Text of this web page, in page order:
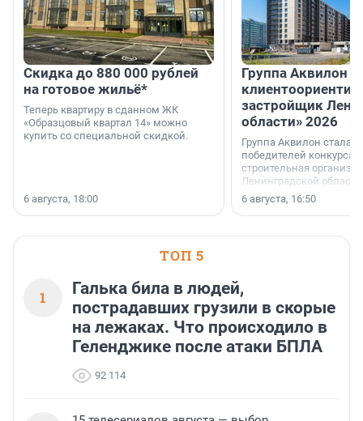
Скидка до 880 000 рублей
на готовое жильё*
Теперь квартиру в сданном ЖК
«Образцовый квартал 14» можно
купить со специальной скидкой.
6 августа, 18:00
Группа Аквилон
застройщик
области» 2026
Группа Аквилон стала
победителей конкурса
строительная
Ленинградской области
номинации «Самый
застройщик
области».
6 августа, 16:50
ТОП 5
1
Галька била в людей,
пострадавших грузили в скорые
на лежаках. Что происходило в
Геленджике после атаки БПЛА
92 114